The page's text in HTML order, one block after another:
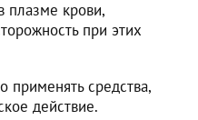
плазме крови,
при этих
применять средства,
действие.